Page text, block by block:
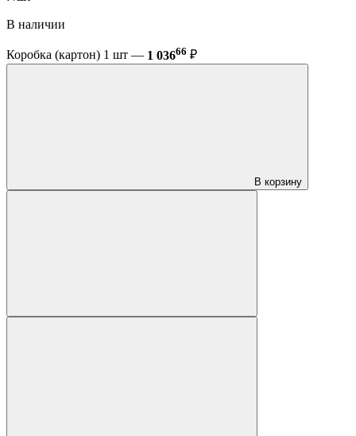
В наличии
Коробка (картон) 1 шт — 1 03666 ₽
В корзину